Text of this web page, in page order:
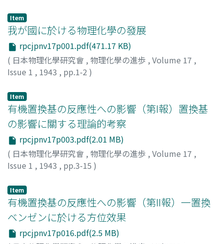
Item
我が國に於ける物理化學の發展
rpcjpnv17p001.pdf(471.17 KB)
( 日本物理化學研究會 , 物理化學の進歩 , Volume 17 ,
Issue 1 , 1943 , pp.1-2 )
Item
有機置換基の反應性への影響（第I報）置換基
の影響に關する理論的考察
rpcjpnv17p003.pdf(2.01 MB)
( 日本物理化學研究會 , 物理化學の進歩 , Volume 17 ,
Issue 1 , 1943 , pp.3-15 )
Item
有機置換基の反應性への影響（第II報）一置換
ベンゼンに於ける方位效果
rpcjpnv17p016.pdf(2.5 MB)